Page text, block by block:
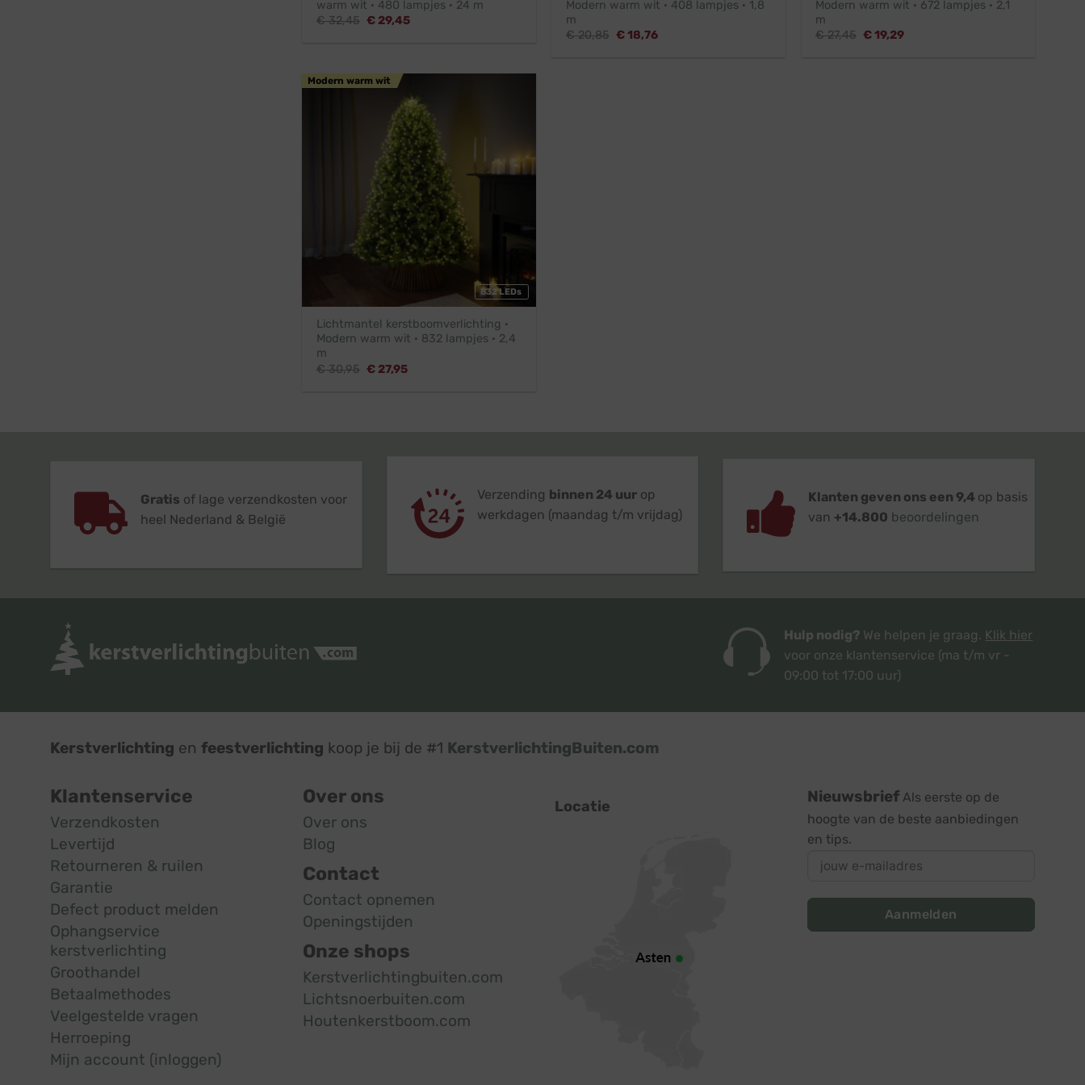
warm wit · 480 lampjes · 24 m
€32,45 Oorspronkelijke
€29,45Huidige
Modern warm wit · 408 lampjes · 1,8
m
€20,85 Oorspronkelijke
€18,76Huidige
Modern warm wit · 672 lampjes · 2,1
m
€27,45 Oorspronkelijke
€19,29Huidige
832 LEDs
Modern warm wit
Lichtmantel kerstboomverlichting ·
Modern warm wit · 832 lampjes · 2,4
m
€30,95 Oorspronkelijke
€27,95Huidige
Gratis of lage verzendkosten voor
heel Nederland & België
Verzending binnen 24 uurop
werkdagen (maandag t/m vrijdag)
Klanten geven ons een 9,4 op basis
van +14.800 beoordelingen
Hulp nodig? We helpen je graag. Klik hier
voor onze klantenservice (ma t/m vr -
09:00 tot 17:00 uur)
Kerstverlichting en feestverlichting koop je bij de #1 KerstverlichtingBuiten.com
Klantenservice
Verzendkosten
Levertijd
Retourneren & ruilen
Garantie
Defect product melden
Ophangservice
kerstverlichting
Groothandel
Betaalmethodes
Veelgestelde vragen
Herroeping
Mijn account (inloggen)
Over ons
Over ons
Blog
Contact
Contact opnemen
Openingstijden
Onze shops
Kerstverlichtingbuiten.com
Lichtsnoerbuiten.com
Houtenkerstboom.com
Locatie
Nieuwsbrief Als eerste op de
hoogte van de beste aanbiedingen
en tips.
Aanmelden